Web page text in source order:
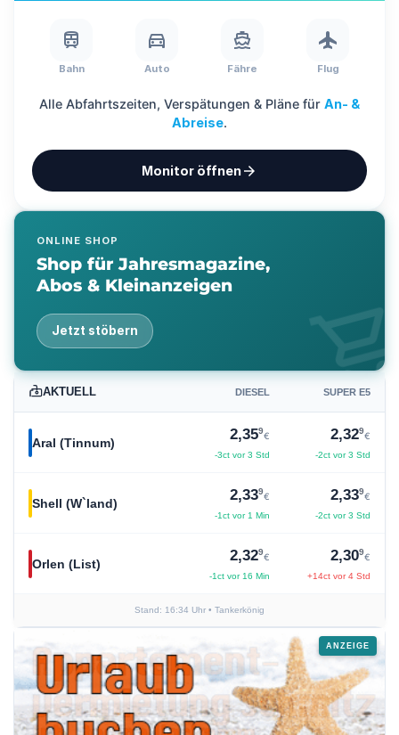
train
Bahn
directions_car
Auto
directions_boat
Fähre
flight
Flug
Alle Abfahrtszeiten, Verspätungen & Pläne für An- &
Abreise.
Monitor öffnenarrow_forward
ONLINE SHOP
Shop für Jahresmagazine,
Abos & Kleinanzeigen
Jetzt stöbern
AKTUELL DIESEL SUPER E5
Aral (Tinnum) 2,359
€
-3ct vor 3 Std
2,329
€
-2ct vor 3 Std
Shell (W`land) 2,339
€
-1ct vor 1 Min
2,339
€
-2ct vor 3 Std
Orlen (List) 2,329
€
-1ct vor 16 Min
2,309
€
+14ct vor 4 Std
Stand: 16:34 Uhr • Tankerkönig